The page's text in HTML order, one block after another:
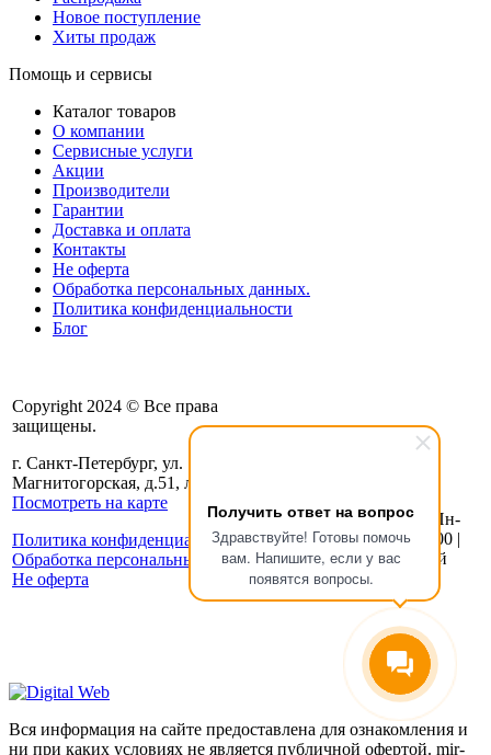
Получить ответ на вопрос
Здравствуйте! Готовы помочь
вам. Напишите, если у вас
появятся вопросы.
Новое поступление
Хиты продаж
Помощь и сервисы
Каталог товаров
О компании
Сервисные услуги
Акции
Производители
Гарантии
Доставка и оплата
Контакты
Не оферта
Обработка персональных данных.
Политика конфиденциальности
Блог
Copyright 2024 © Все права
защищены.
г. Санкт-Петербург, ул.
Магнитогорская, д.51, лит Ж
Посмотреть на карте
Политика конфиденциальности
Обработка персональных данных
Не оферта
График работы Пн-
Пт: с 8:00 до 19:00 |
Сб-Вс: Выходной
Вся информация на сайте предоставлена для ознакомления и
ни при каких условиях не является публичной офертой. mir-